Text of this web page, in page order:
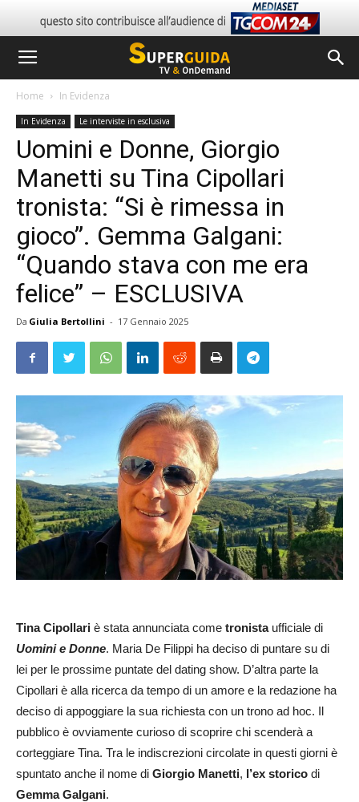
Home In Evidenza
In Evidenza Le interviste in esclusiva
Uomini e Donne, Giorgio
Manetti su Tina Cipollari
tronista: “Si è rimessa in
gioco”. Gemma Galgani:
“Quando stava con me era
felice” – ESCLUSIVA
Da Giulia Bertollini - 17 Gennaio 2025
Tina Cipollari è stata annunciata come tronistaufficiale di
Uomini e Donne. Maria De Filippi ha deciso di puntare su di
lei per le prossime puntate del dating show. D’altra parte la
Cipollari è alla ricerca da tempo di un amore e la redazione ha
deciso di appoggiare la sua richiesta con un trono ad hoc. Il
pubblico è ovviamente curioso di scoprire chi scenderà a
corteggiare Tina. Tra le indiscrezioni circolate in questi giorni è
spuntato anche il nome di Giorgio Manetti, l’ex storico di
Gemma Galgani.